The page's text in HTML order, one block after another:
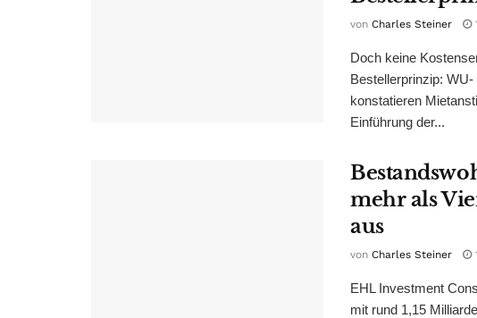
von Charles Steiner
Doch keine
Bestellerprinzip:
konstatieren
Einführung der...
mehr als
aus
von Charles Steiner
EHL Investment
mit rund 1,15